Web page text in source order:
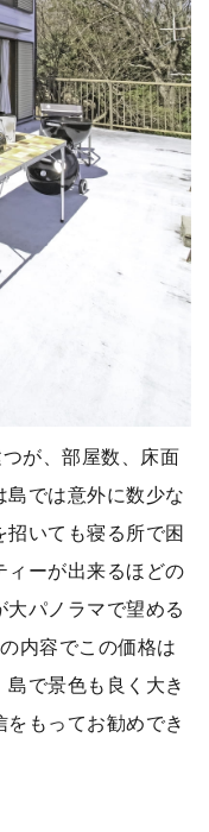
が、部屋数、床面
では意外に数少な
いても寝る所で困
ィーが出来るほどの
パノラマで望める
内容でこの価格は
で景色も良く大き
もってお勧めでき